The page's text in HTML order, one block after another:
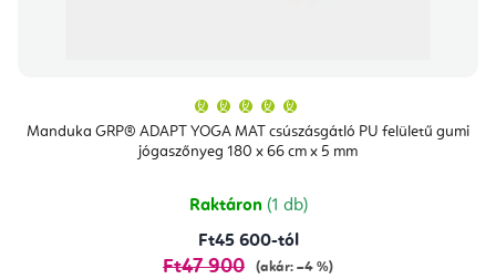
Manduka GRP® ADAPT YOGA MAT csúszásgátló PU felületű gumi
jógaszőnyeg 180 x 66 cm x 5 mm
átlagos
értékelése
5-
csillag.
Raktáron (1 db)
Ft45 600-tól
Ft47 900 (akár: –4 %)